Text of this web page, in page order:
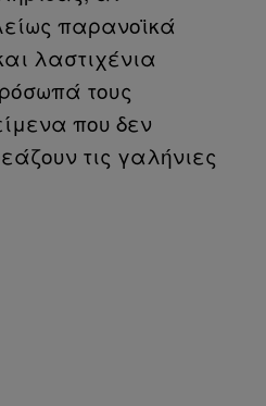
παρανοϊκά
λαστιχένια
τους
που δεν
τις γαλήνιες